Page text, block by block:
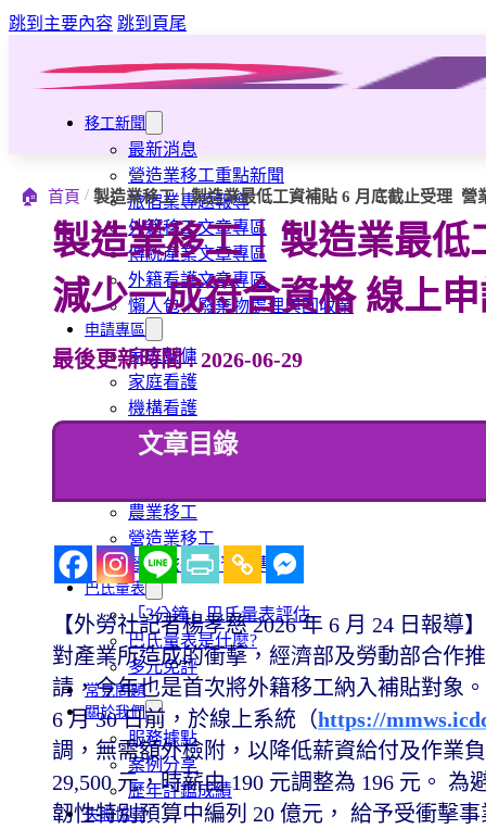
跳到主要內容 跳到頁尾
移工新聞
最新消息
營造業移工重點新聞
旅宿業專題報導
外籍移工文章專區
傳統產業文章專區
外籍看護文章專區
懶人包｜廢棄物處理與回收業
申請專區
家庭幫傭
家庭看護
機構看護
資源回收業移工
製造業移工
農業移工
營造業移工
餐飲旅宿-實習生專區
巴氏量表
「3分鐘」巴氏量表評估
巴氏量表是什麼?
多元免評
常見問題
關於我們
服務據點
案例分享
歷年評鑑成績
失聯協尋
🏠 首頁 / 製造業移工｜製造業最低工資補貼 6 月底截止受理 營
製造業移工｜製造業最
減少一成符合資格 線上
最後更新時間 : 2026-06-29
文章目錄
【外勞社記者楊孝慈 2026 年 6 月 24 日報
對產業所造成的衝擊，經濟部及勞動部合作
請，今年也是首次將外籍移工納入補貼對象
6 月 30 日前，於線上系統（https://
調，無需額外檢附，以降低薪資給付及作業
29,500 元，時薪由 190 元調整為 196 元。
韌性特別預算中編列 20 億元， 給予受衝擊